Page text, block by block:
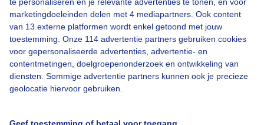
te personaliseren en je relevante advertenties te tonen, en voor
marketingdoeleinden delen met 4 mediapartners. Ook content
van 13 externe platformen wordt enkel getoond met jouw
toestemming. Onze 114 advertentie partners gebruiken cookies
voor gepersonaliseerde advertenties, advertentie- en
contentmetingen, doelgroepenonderzoek en ontwikkeling van
diensten. Sommige advertentie partners kunnen ook je precieze
geolocatie hiervoor gebruiken.
Een moment geduld aub...